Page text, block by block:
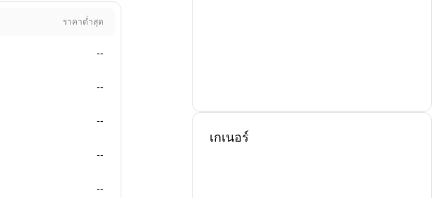
ราคาต่ำสุด
--
--
--
--
--
เกเนอร์